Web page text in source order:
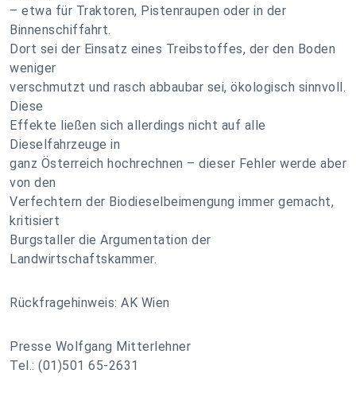
– etwa für Traktoren, Pistenraupen oder in der
Binnenschiffahrt.
Dort sei der Einsatz eines Treibstoffes, der den Boden
weniger
verschmutzt und rasch abbaubar sei, ökologisch sinnvoll.
Diese
Effekte ließen sich allerdings nicht auf alle
Dieselfahrzeuge in
ganz Österreich hochrechnen – dieser Fehler werde aber
von den
Verfechtern der Biodieselbeimengung immer gemacht,
kritisiert
Burgstaller die Argumentation der
Landwirtschaftskammer.
Rückfragehinweis: AK Wien
Presse Wolfgang Mitterlehner
Tel.: (01)501 65-2631